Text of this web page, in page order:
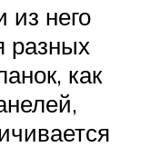
него
разных
как